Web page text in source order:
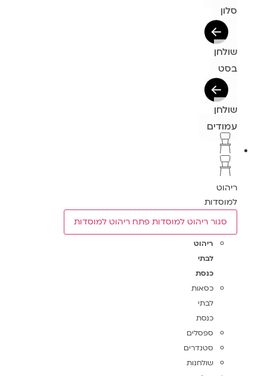
סלון
שולחן
בסט
שולחן
עמודים
ריהוט
למוסדות
סגור ריהוט למוסדות פתח ריהוט למוסדות
ריהוט
לבתי
כנסת
כסאות
לבתי
כנסת
ספסלים
סטנדרים
שולחנות